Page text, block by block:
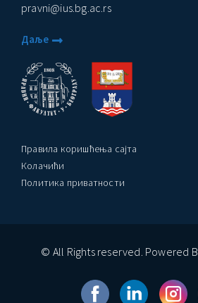
pravni@ius.bg.ac.rs
Даље
Правила коришћења сајта
Колачићи
Политика приватности
© All Rights reserved. Powered